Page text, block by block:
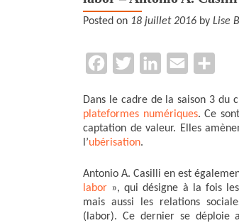
Posted on 18 juillet 2016 by Lise
c
e
b
o
k
i
t
t
e
r
n
k
d
I
n
a
i
t
g
e
r
Dans le cadre de la saison 3 du
plateformes numériques. Ce
captation de valeur. Elles
l’ubérisation.
Antonio A. Casilli en est
labor », qui désigne à la fois
mais aussi les relations
(labor). Ce dernier se déploie